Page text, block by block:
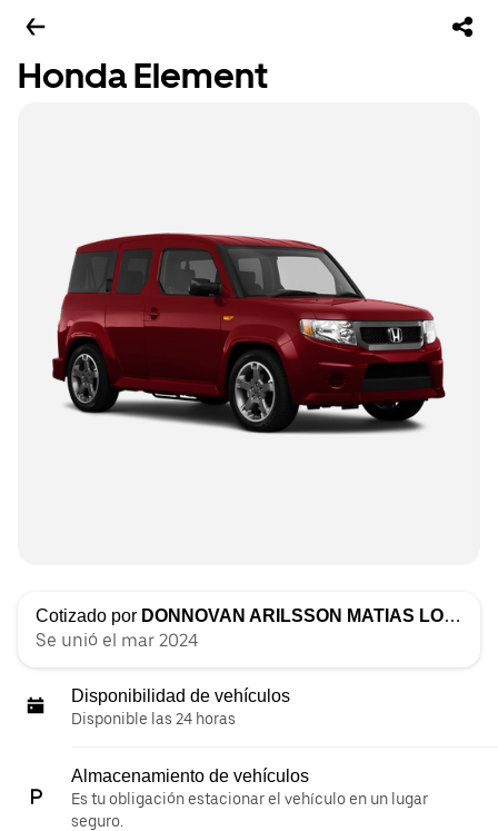
Honda Element
Cotizado por DONNOVAN ARILSSON MATIAS LOPEZ
Se unió el mar 2024
Disponibilidad de vehículos
Disponible las 24 horas
Almacenamiento de vehículos
Es tu obligación estacionar el vehículo en un lugar
seguro.